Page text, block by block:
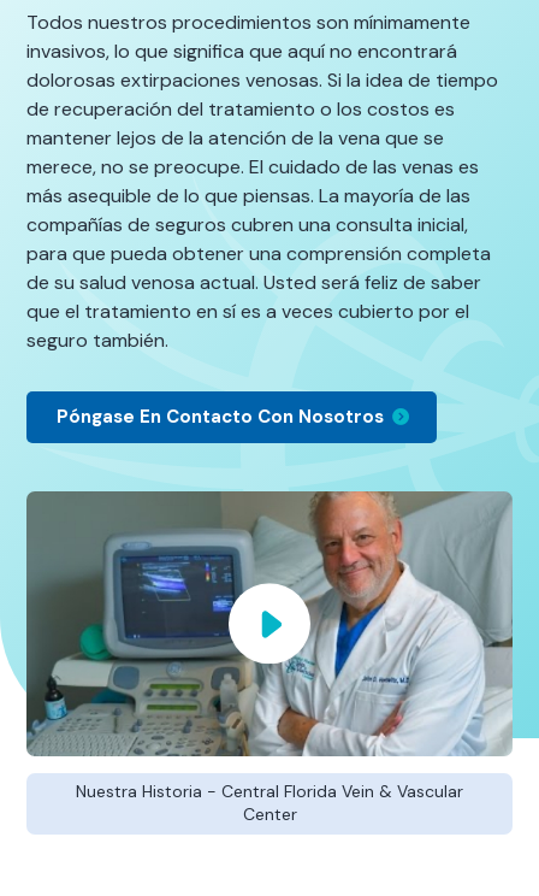
Todos nuestros procedimientos son mínimamente
invasivos, lo que significa que aquí no encontrará
dolorosas extirpaciones venosas. Si la idea de tiempo
de recuperación del tratamiento o los costos es
mantener lejos de la atención de la vena que se
merece, no se preocupe. El cuidado de las venas es
más asequible de lo que piensas. La mayoría de las
compañías de seguros cubren una consulta inicial,
para que pueda obtener una comprensión completa
de su salud venosa actual. Usted será feliz de saber
que el tratamiento en sí es a veces cubierto por el
seguro también.
Póngase En Contacto Con Nosotros
Nuestra Historia - Central Florida Vein & Vascular
Center